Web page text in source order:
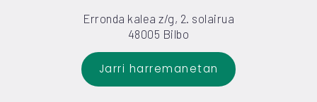
Erronda kalea z/g, 2. solairua
48005 Bilbo
Jarri harremanetan